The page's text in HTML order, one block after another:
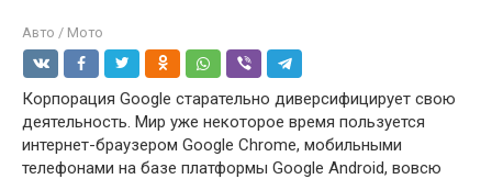
Авто / Мото
Корпорация Google старательно диверсифицирует свою
деятельность. Мир уже некоторое время пользуется
интернет-браузером Google Chrome, мобильными
телефонами на базе платформы Google Android, вовсю